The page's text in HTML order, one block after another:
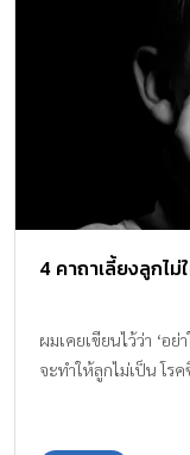
4 คาถาเลี้ยงลูกไม่
ผมเคยเขียนไว้ว่า ‘อ
จะทำให้ลูกไม่เป็น โรค